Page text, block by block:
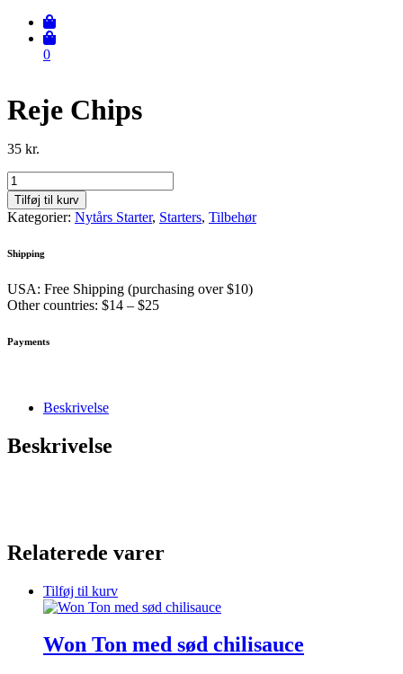
0
Reje Chips
35 kr.
Reje
Chips
antal
Tilføj til kurv
Kategorier: Nytårs Starter, Starters, Tilbehør
Shipping
USA: Free Shipping (purchasing over $10)
Other countries: $14 – $25
Payments
Beskrivelse
Beskrivelse
Relaterede varer
Tilføj til kurv
Won Ton med sød chilisauce